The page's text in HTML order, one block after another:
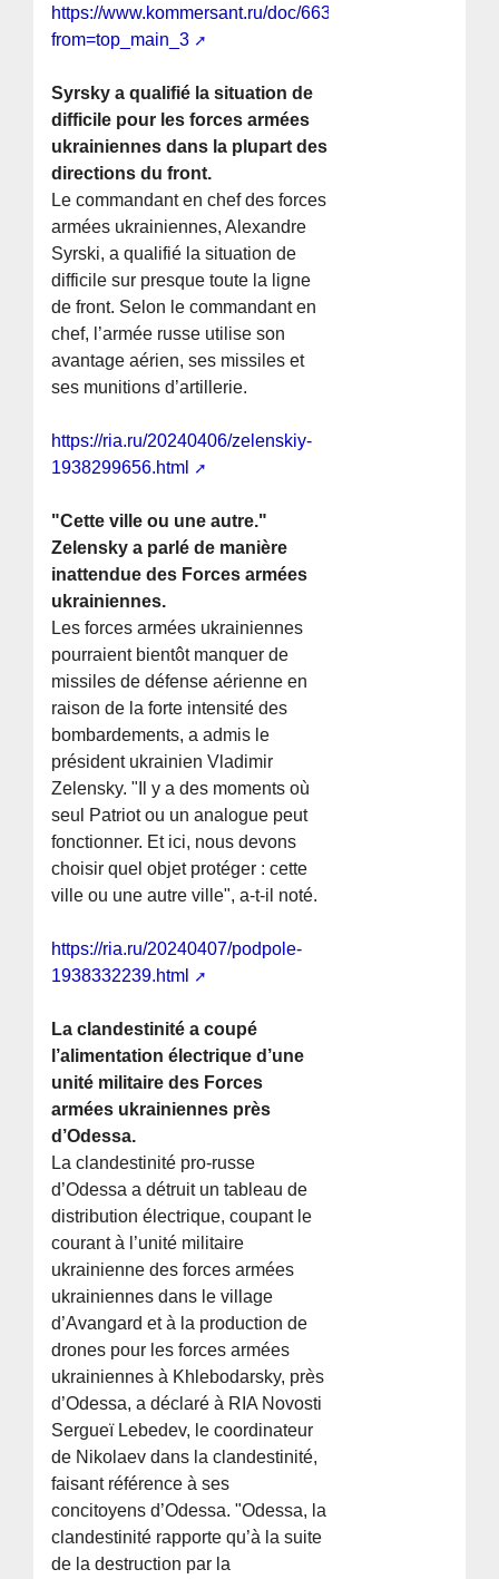
https://www.kommersant.ru/doc/6633425?
from=top_main_3
Syrsky a qualifié la situation de
difficile pour les forces armées
ukrainiennes dans la plupart des
directions du front.
Le commandant en chef des forces
armées ukrainiennes, Alexandre
Syrski, a qualifié la situation de
difficile sur presque toute la ligne
de front. Selon le commandant en
chef, l’armée russe utilise son
avantage aérien, ses missiles et
ses munitions d’artillerie.
https://ria.ru/20240406/zelenskiy-
1938299656.html
"Cette ville ou une autre."
Zelensky a parlé de manière
inattendue des Forces armées
ukrainiennes.
Les forces armées ukrainiennes
pourraient bientôt manquer de
missiles de défense aérienne en
raison de la forte intensité des
bombardements, a admis le
président ukrainien Vladimir
Zelensky. "Il y a des moments où
seul Patriot ou un analogue peut
fonctionner. Et ici, nous devons
choisir quel objet protéger : cette
ville ou une autre ville", a-t-il noté.
https://ria.ru/20240407/podpole-
1938332239.html
La clandestinité a coupé
l’alimentation électrique d’une
unité militaire des Forces
armées ukrainiennes près
d’Odessa.
La clandestinité pro-russe
d’Odessa a détruit un tableau de
distribution électrique, coupant le
courant à l’unité militaire
ukrainienne des forces armées
ukrainiennes dans le village
d’Avangard et à la production de
drones pour les forces armées
ukrainiennes à Khlebodarsky, près
d’Odessa, a déclaré à RIA Novosti
Sergueï Lebedev, le coordinateur
de Nikolaev dans la clandestinité,
faisant référence à ses
concitoyens d’Odessa. "Odessa, la
clandestinité rapporte qu’à la suite
de la destruction par la